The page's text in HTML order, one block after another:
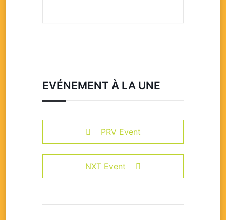
EVÉNEMENT À LA UNE
PRV Event
NXT Event